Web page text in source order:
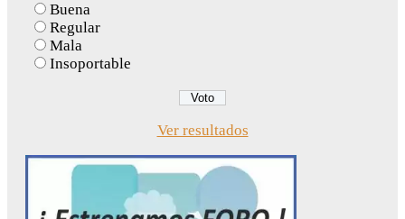
Buena
Regular
Mala
Insoportable
Ver resultados